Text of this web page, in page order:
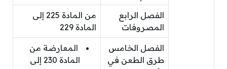
الفصل الرابع
المصروفات
من المادة 225 إلى
المادة 229
الفصل الخامس
طرق الطعن في
المعارضة من
المادة 230 إلى